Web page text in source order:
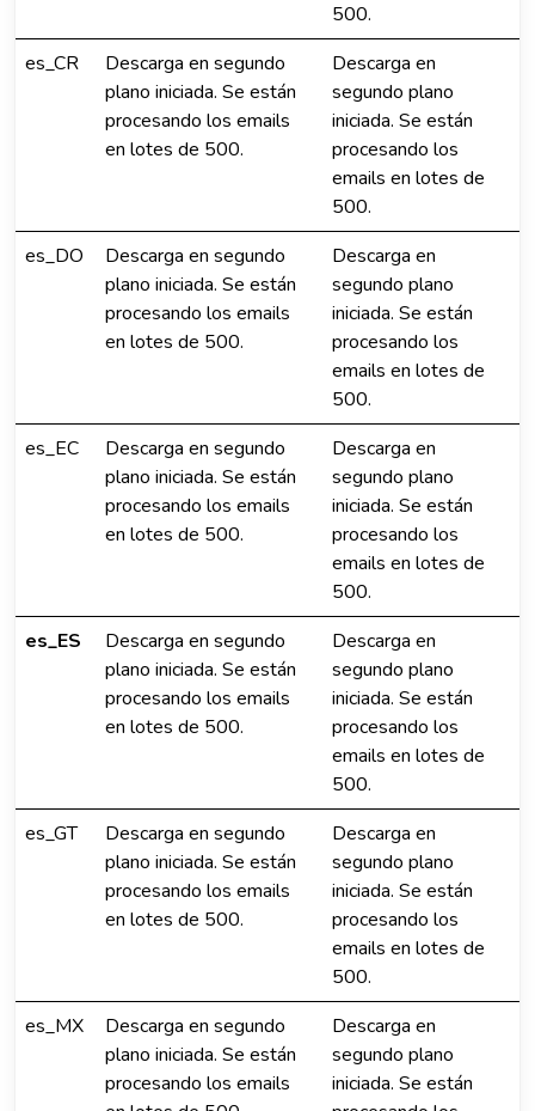
500.
es_CR
Descarga en segundo
plano iniciada. Se están
procesando los emails
en lotes de 500.
Descarga en
segundo plano
iniciada. Se están
procesando los
emails en lotes de
500.
es_DO
Descarga en segundo
plano iniciada. Se están
procesando los emails
en lotes de 500.
Descarga en
segundo plano
iniciada. Se están
procesando los
emails en lotes de
500.
es_EC
Descarga en segundo
plano iniciada. Se están
procesando los emails
en lotes de 500.
Descarga en
segundo plano
iniciada. Se están
procesando los
emails en lotes de
500.
es_ES
Descarga en segundo
plano iniciada. Se están
procesando los emails
en lotes de 500.
Descarga en
segundo plano
iniciada. Se están
procesando los
emails en lotes de
500.
es_GT
Descarga en segundo
plano iniciada. Se están
procesando los emails
en lotes de 500.
Descarga en
segundo plano
iniciada. Se están
procesando los
emails en lotes de
500.
es_MX
Descarga en segundo
plano iniciada. Se están
procesando los emails
Descarga en
segundo plano
iniciada. Se están